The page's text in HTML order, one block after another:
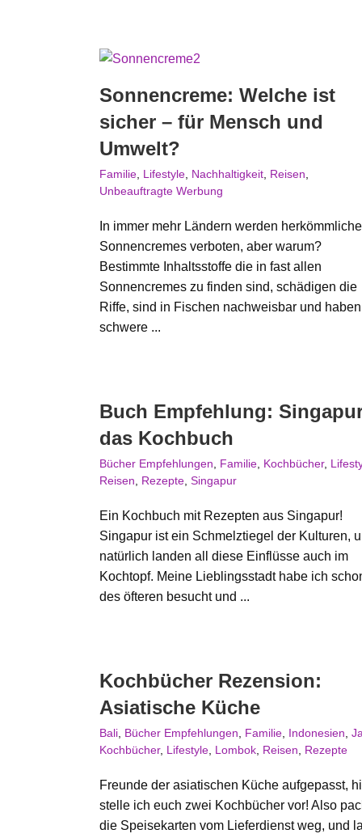
Sonnencreme: Welche ist
sicher – für Mensch und
Umwelt?
Familie Lifestyle Nachhaltigkeit Reisen
Unbeauftragte Werbung
In immer mehr Ländern werden herkömmliche
Sonnencremes verboten, aber warum?
Bestimmte Inhaltsstoffe die in fast allen
Sonnencremes zu finden sind, schädigen die
Riffe, sind in Fischen nachweisbar und haben
schwere ...
Buch Empfehlung:
das Kochbuch
Bücher Empfehlungen Familie Kochbücher,
Reisen
Rezepte Singapur
Ein Kochbuch mit Rezepten aus Singapur!
Singapur ist ein Schmelztiegel der Kulturen,
natürlich landen all diese Einflüsse auch im
Kochtopf. Meine Lieblingsstadt habe ich
des öfteren besucht und ...
Kochbücher Rezension:
Asiatische Küche
Bali Bücher Empfehlungen Familie Indonesien
Kochbücher, Lifestyle Lombok Reisen Rezepte
Freunde der asiatischen Küche aufgepasst,
stelle ich euch zwei Kochbücher vor! Also
die Speisekarten vom Lieferdienst weg, und